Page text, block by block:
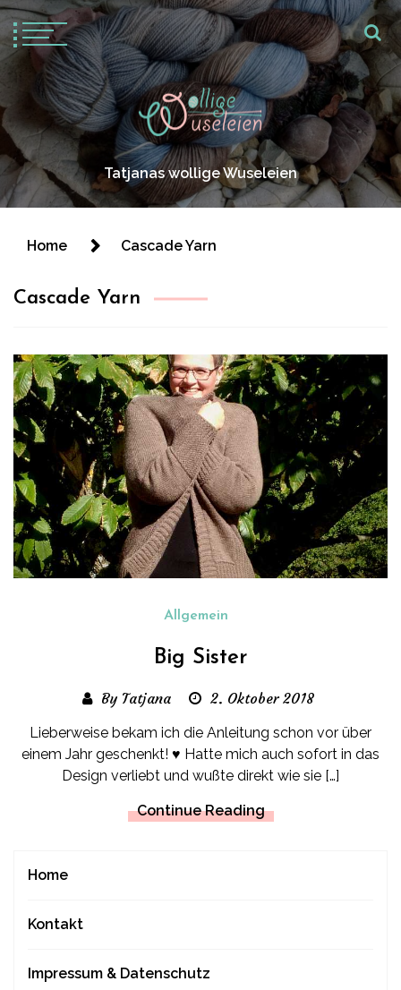
Tatjanas wollige Wuseleien
Home Cascade Yarn
Cascade Yarn
Allgemein
Big Sister
By Tatjana 2. Oktober 2018
Lieberweise bekam ich die Anleitung schon vor über
einem Jahr geschenkt! ♥ Hatte mich auch sofort in das
Design verliebt und wußte direkt wie sie […]
Continue Reading
Home
Kontakt
Impressum & Datenschutz